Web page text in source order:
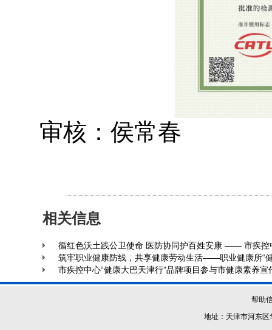
审核：侯常春
相关信息
循红色沃土践公卫使命 医防协同护百姓安康 —— 市疾
筑牢职业健康防线，共享健康劳动生活——职业健康所“
市疾控中心“健康大巴天津行”品牌项目参与市健康素养
帮助
地址：天津市河